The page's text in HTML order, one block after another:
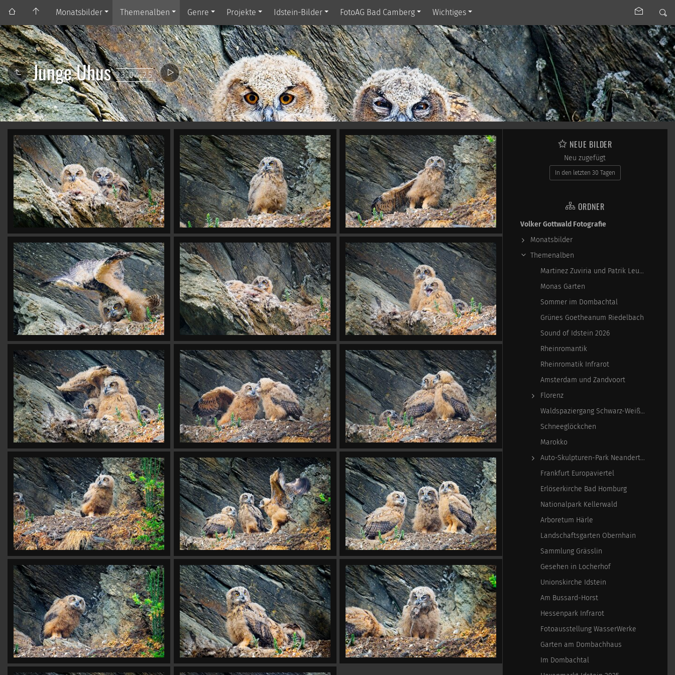
Monatsbilder Themenalben Genre Projekte Idstein-Bilder FotoAG Bad Camberg Wichtiges
Junge Uhus 23.04.25
NEUE BILDER
Neu zugefügt
In den letzten 30 Tagen
ORDNER
Volker Gottwald Fotografie
Monatsbilder
Themenalben
Martinez Zuviria und Patrik Leuschner
Monas Garten
Sommer im Dombachtal
Grünes Goetheanum Riedelbach
Sound of Idstein 2026
Rheinromantik
Rheinromatik Infrarot
Amsterdam und Zandvoort
Florenz
Waldspaziergang Schwarz-Weiß-Infrarot
Schneeglöckchen
Marokko
Auto-Skulpturen-Park Neandertal
Frankfurt Europaviertel
Erlöserkirche Bad Homburg
Nationalpark Kellerwald
Arboretum Härle
Landschaftsgarten Obernhain
Sammlung Grässlin
Gesehen in Locherhof
Unionskirche Idstein
Am Bussard-Horst
Hessenpark Infrarot
Fotoausstellung WasserWerke
Garten am Dombachhaus
Im Dombachtal